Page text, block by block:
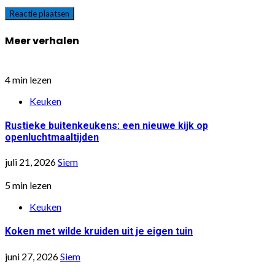
Meer verhalen
4 min lezen
Keuken
Rustieke buitenkeukens: een nieuwe kijk op
openluchtmaaltijden
juli 21, 2026Siem
5 min lezen
Keuken
Koken met wilde kruiden uit je eigen tuin
juni 27, 2026Siem